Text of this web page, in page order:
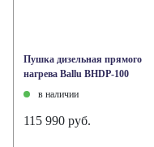
Пушка дизельная прямого
нагрева Ballu BHDP-100
в наличии
115 990 руб.